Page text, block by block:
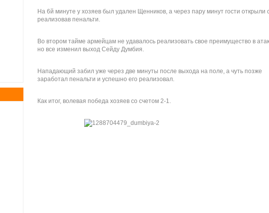
На 6й минуте у хозяев был удален Щенников, а через пару минут гости открыли
реализовав пенальти.
Во втором тайме армейцам не удавалось реализовать свое преимущество в
но все изменил выход Сейду Думбия.
Нападающий забил уже через две минуты после выхода на поле, а чуть позже
заработал пенальти и успешно его реализовал.
Как итог, волевая победа хозяев со счетом 2-1.